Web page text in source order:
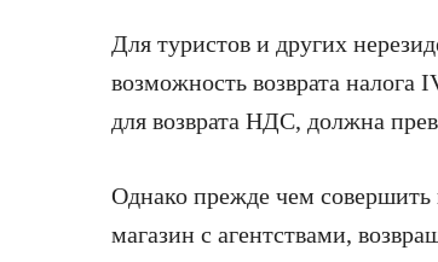
Для туристов и других
возможность возврата
для возврата НДС, должна
Однако прежде чем совершить
магазин с агентствами,